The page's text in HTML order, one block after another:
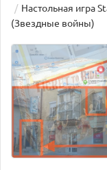
Настольная игра
(Звездные войны)